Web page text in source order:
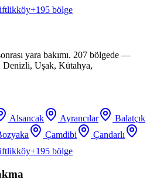
+195 bölge
yara bakımı. 207 bölgede —
Denizli, Uşak, Kütahya,
Alsancak Ayrancılar
Balatçık
Çamdibi
Çandarlı
+195 bölge